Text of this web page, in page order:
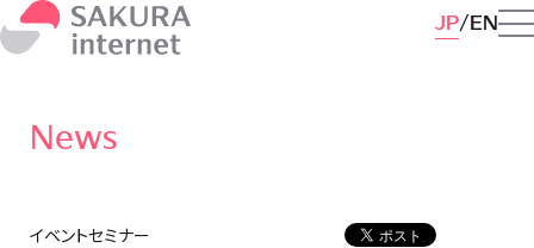
JP EN
News
イベントセミナー